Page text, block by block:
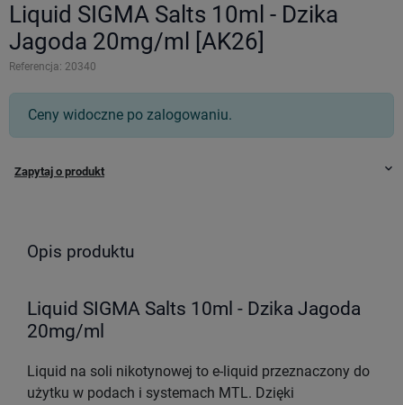
Liquid SIGMA Salts 10ml - Dzika
Jagoda 20mg/ml [AK26]
Referencja: 20340
Ceny widoczne po zalogowaniu.
Zapytaj o produkt keyboard_arrow_down
Opis produktu
Liquid SIGMA Salts 10ml - Dzika Jagoda
20mg/ml
Liquid na soli nikotynowej to e-liquid przeznaczony do
użytku w podach i systemach MTL. Dzięki